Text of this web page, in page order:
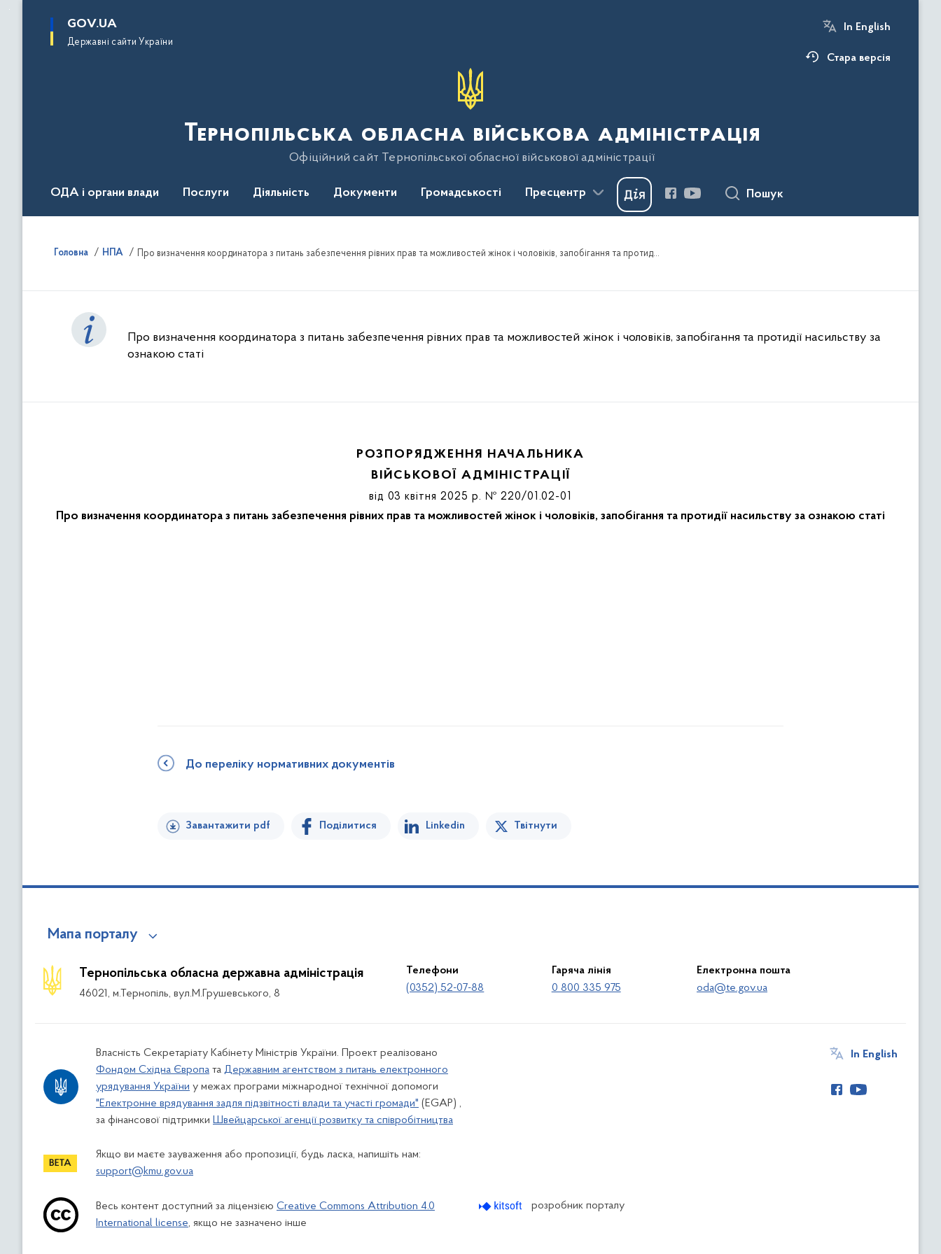
основного
GOV.UA
Державні сайти України
In English
Стара версія
Тернопільська обласна військова адміністрація
Офіційний сайт Тернопільської обласної військової адміністрації
ОДА і органи влади Послуги Діяльність Документи Громадськості Пресцентр Пошук
Головна НПА Про визначення координатора з питань забезпечення рівних прав та можливостей жінок і чоловіків, запобігання та протидії насильству за ознакою статі
Про визначення координатора з питань забезпечення рівних прав та можливостей жінок і чоловіків, запобігання та протидії насильству за
ознакою статі
РОЗПОРЯДЖЕННЯ НАЧАЛЬНИКА
ВІЙСЬКОВОЇ АДМІНІСТРАЦІЇ
від 03 квітня 2025 р. № 220/01.02-01
Про визначення координатора з питань забезпечення рівних прав та можливостей жінок і чоловіків, запобігання та протидії насильству за ознакою статі
До переліку нормативних документів
Завантажити pdf Поділитися Linkedin Твітнути
Мапа порталу
Тернопільська обласна державна адміністрація
46021, м.Тернопіль, вул.М.Грушевського, 8
Телефони
(0352) 52-07-88
Гаряча лінія
0 800 335 975
Електронна пошта
oda@te.gov.ua
Власність Секретаріату Кабінету Міністрів України. Проект реалізовано
Фондом Східна Європа та Державним агентством з питань електронного
урядування України у межах програми міжнародної технічної допомоги
"Електронне врядування задля підзвітності влади та участі громади" (EGAP) ,
за фінансової підтримки Швейцарської агенції розвитку та співробітництва
Якщо ви маєте зауваження або пропозиції, будь ласка, напишіть нам:
support@kmu.gov.ua
In English
Весь контент доступний за ліцензією Creative Commons Attribution 4.0
International license, якщо не зазначено інше
розробник порталу